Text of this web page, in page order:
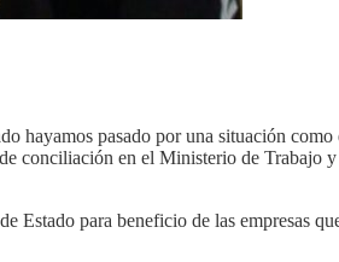
hayamos pasado por una situación
conciliación en el Ministerio de Trabajo
para beneficio de las empresas